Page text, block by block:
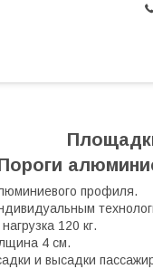
профиля.
120 кг.
4 см.
и высадки